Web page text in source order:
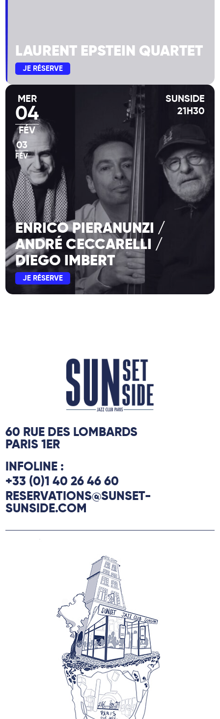
LAURENT EPSTEIN QUARTET
JE RÉSERVE
MER
04
FÉV
03
FÉV
SUNSIDE
21H30
ENRICO PIERANUNZI /
ANDRÉ CECCARELLI /
DIEGO IMBERT
JE RÉSERVE
60 RUE DES LOMBARDS
PARIS 1ER
INFOLINE :
+33 (0)1 40 26 46 60
RESERVATIONS@SUNSET-
SUNSIDE.COM